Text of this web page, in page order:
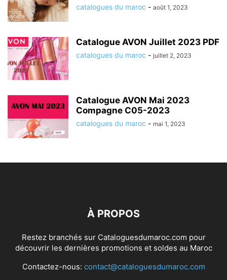
catalogues du maroc - août 1, 2023
Catalogue AVON Juillet 2023 PDF
catalogues du maroc - juillet 2, 2023
Catalogue AVON Mai 2023
Compagne C05-2023
catalogues du maroc - mai 1, 2023
À PROPOS
Restez branchés sur Cataloguesdumaroc.com pour
découvrir les dernières promotions et soldes au Maroc
Contactez-nous: contact@cataloguesdumaroc.com